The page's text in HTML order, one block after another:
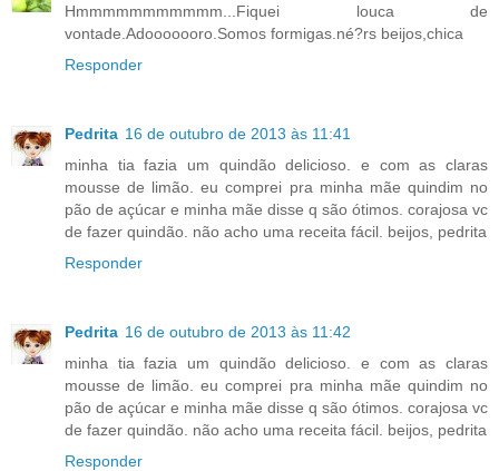
Hmmmmmmmmmmm...Fiquei louca de
vontade.Adooooooro.Somos formigas.né?rs beijos,chica
Responder
Pedrita 16 de outubro de 2013 às 11:41
minha tia fazia um quindão delicioso. e com as claras
mousse de limão. eu comprei pra minha mãe quindim no
pão de açúcar e minha mãe disse q são ótimos. corajosa vc
de fazer quindão. não acho uma receita fácil. beijos, pedrita
Responder
Pedrita 16 de outubro de 2013 às 11:42
minha tia fazia um quindão delicioso. e com as claras
mousse de limão. eu comprei pra minha mãe quindim no
pão de açúcar e minha mãe disse q são ótimos. corajosa vc
de fazer quindão. não acho uma receita fácil. beijos, pedrita
Responder